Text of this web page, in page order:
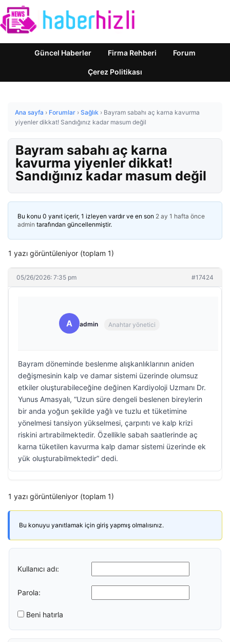
Güncel Haberler Firma Rehberi Forum
Çerez Politikası
Ana sayfa › Forumlar › Sağlık › Bayram sabahı aç karna kavurma
yiyenler dikkat! Sandığınız kadar masum değil
Bayram sabahı aç karna
kavurma yiyenler dikkat!
Sandığınız kadar masum değil
Bu konu 0 yanıt içerir, 1 izleyen vardır ve en son 2 ay 1 hafta önce
admin tarafından güncellenmiştir.
1 yazı görüntüleniyor (toplam 1)
05/26/2026: 7:35 pm #17424
A admin Anahtar yönetici
Bayram döneminde beslenme alışkanlıklarının aniden
değişmesinin kalp ve damar sistemi üzerinde olumsuz
etkiler oluşturabileceğine değinen Kardiyoloji Uzmanı Dr.
Yunus Amasyalı, “Uzun süre dengeli beslenen bireylerin
bir anda yoğun şekilde yağlı ve tuzlu et tüketimine
yönelmesi tansiyon yükselmesi, çarpıntı ve kalp krizi
riskini artırabilmektedir. Özellikle sabah saatlerinde aç
karna tüketilen kavurma kalp damar sistemi üzerinde ek
yük oluşturabilmektedir” dedi.
1 yazı görüntüleniyor (toplam 1)
Bu konuyu yanıtlamak için giriş yapmış olmalısınız.
Kullanıcı adı:
Parola:
Beni hatırla